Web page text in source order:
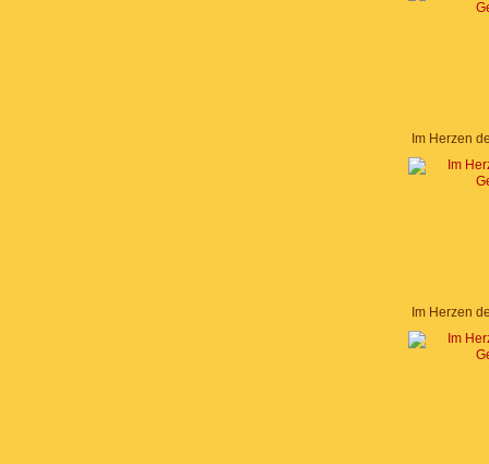
Im Herzen
Im Herzen